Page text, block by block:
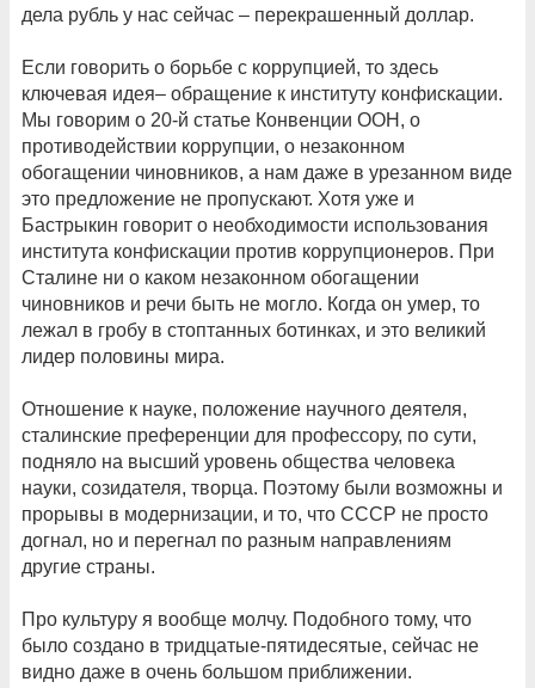
дела рубль у нас сейчас – перекрашенный доллар.
Если говорить о борьбе с коррупцией, то здесь
ключевая идея– обращение к институту конфискации.
Мы говорим о 20-й статье Конвенции ООН, о
противодействии коррупции, о незаконном
обогащении чиновников, а нам даже в урезанном виде
это предложение не пропускают. Хотя уже и
Бастрыкин говорит о необходимости использования
института конфискации против коррупционеров. При
Сталине ни о каком незаконном обогащении
чиновников и речи быть не могло. Когда он умер, то
лежал в гробу в стоптанных ботинках, и это великий
лидер половины мира.
Отношение к науке, положение научного деятеля,
сталинские преференции для профессору, по сути,
подняло на высший уровень общества человека
науки, созидателя, творца. Поэтому были возможны и
прорывы в модернизации, и то, что СССР не просто
догнал, но и перегнал по разным направлениям
другие страны.
Про культуру я вообще молчу. Подобного тому, что
было создано в тридцатые-пятидесятые, сейчас не
видно даже в очень большом приближении.